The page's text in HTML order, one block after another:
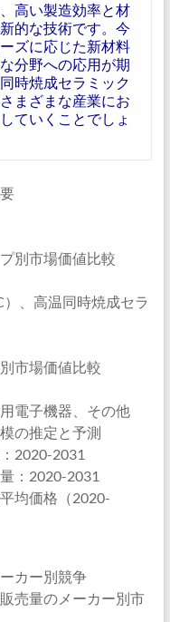
高い製造効率と材
的な技術です。今
ズに応じた新材料
分野への応用が期
時焼成セラミック
まざまな産業にお
ていくことでしょ
別市場価値比較
、高温同時焼成セラ
市場価値比較
電子機器、その他
の推定と予測
2020-2031
：2020-2031
均価格（2020-
カー別競争
売量のメーカー別市